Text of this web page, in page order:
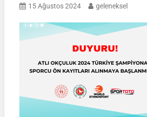
15 Ağustos 2024 geleneksel